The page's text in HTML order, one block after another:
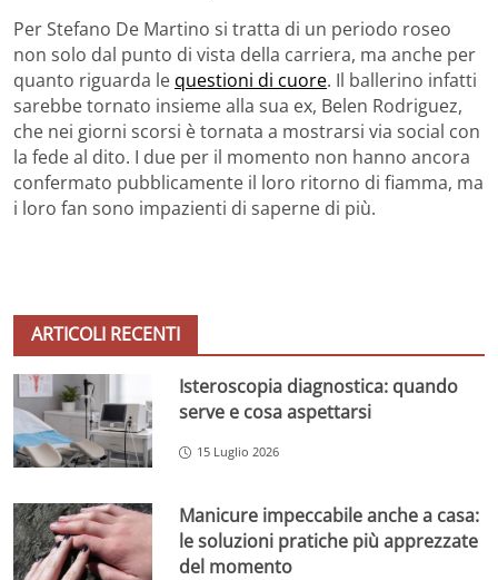
Per Stefano De Martino si tratta di un periodo roseo
non solo dal punto di vista della carriera, ma anche per
quanto riguarda le questioni di cuore. Il ballerino infatti
sarebbe tornato insieme alla sua ex, Belen Rodriguez,
che nei giorni scorsi è tornata a mostrarsi via social con
la fede al dito. I due per il momento non hanno ancora
confermato pubblicamente il loro ritorno di fiamma, ma
i loro fan sono impazienti di saperne di più.
ARTICOLI RECENTI
Isteroscopia diagnostica: quando
serve e cosa aspettarsi
15 Luglio 2026
Manicure impeccabile anche a casa:
le soluzioni pratiche più apprezzate
del momento